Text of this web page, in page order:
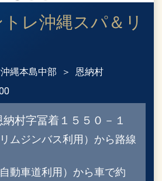
レ沖縄スパ＆リ
沖縄本島中部
恩納村
村字冨着１５５０－１
ムジンバス利用）から路線
動車道利用）から車で約